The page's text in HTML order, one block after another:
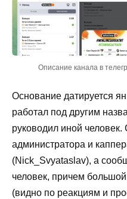
Описание канала в
Основание датируется
работал под другим
руководил иной человек.
администратора и
(Nick_Svyataslav), а
человек, причем
(видно по реакциям и